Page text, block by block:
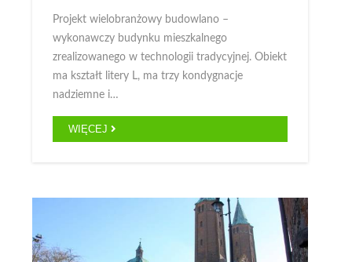
Projekt wielobranżowy budowlano –
wykonawczy budynku mieszkalnego
zrealizowanego w technologii tradycyjnej. Obiekt
ma kształt litery L, ma trzy kondygnacje
nadziemne i…
WIĘCEJ